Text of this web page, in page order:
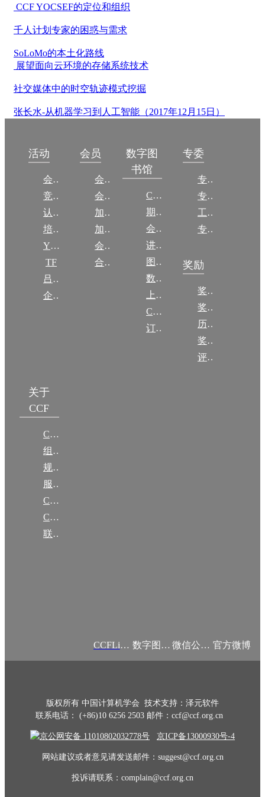
CCF YOCSEF的定位和组织
千人计划专家的困惑与需求
SoLoMo的本土化路线
展望面向云环境的存储系统技术
社交媒体中的时空轨迹模式挖掘
张长水-从机器学习到人工智能（2017年12月15日）
活动
会议
竞赛
认证
培训
YOCSEF
TF
吕梁振兴
企智会
会员
会员简介
会员权益
加入CCF
加入CCF
会员交费
合作伙伴
数字图
书馆
CCCF
期刊
会议
讲稿
图集
数图编审委员会
上传/发布作品
CCF DL Focus
订阅《计算》
专委
专委简介
专委条例
工作问答
专委名单
奖励
奖励动态
奖励目录
历年获奖名单
奖项推荐
评奖条例
关于
CCF
CCF简介
组织机构
规章
服务项目
CCF大事记
CCF创建60周年
联系我们
CCFLink APP 数字图书馆 微信公众号 官方微博
版权所有 中国计算机学会 技术支持：泽元软件
联系电话： (+86)10 6256 2503 邮件：ccf@ccf.org.cn
京公网安备 11010802032778号 京ICP备13000930号-4
网站建议或者意见请发送邮件：suggest@ccf.org.cn
投诉请联系：complain@ccf.org.cn